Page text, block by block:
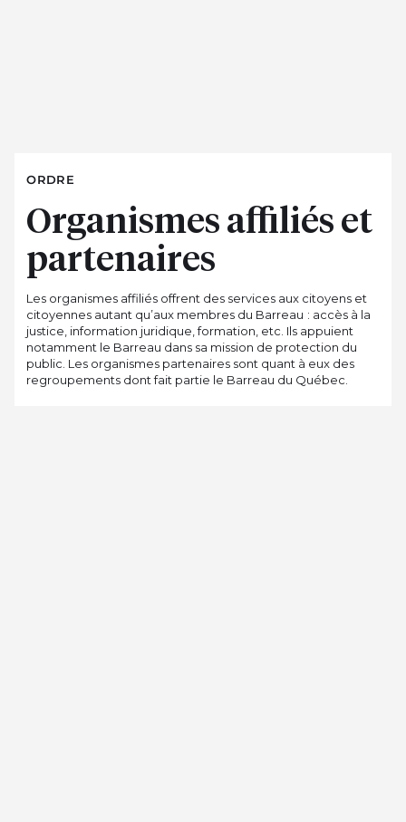
ORDRE
Organismes affiliés et
partenaires
Les organismes affiliés offrent des services aux citoyens et
citoyennes autant qu’aux membres du Barreau : accès à la
justice, information juridique, formation, etc. Ils appuient
notamment le Barreau dans sa mission de protection du
public. Les organismes partenaires sont quant à eux des
regroupements dont fait partie le Barreau du Québec.